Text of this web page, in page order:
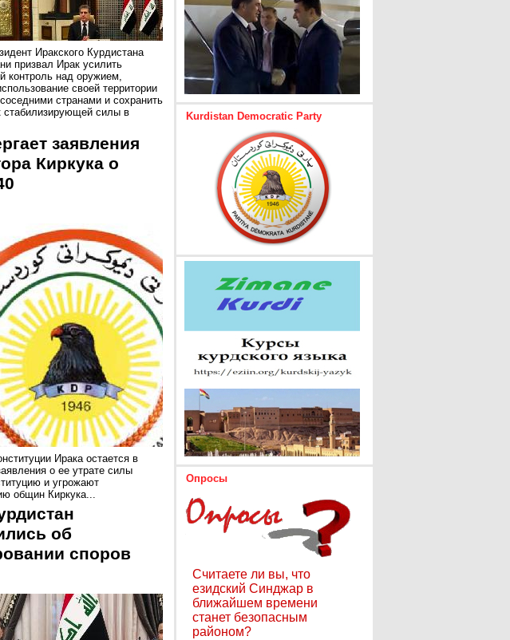
Иракского Курдистана
призвал Ирак усилить
контроль над оружием,
своей территории
странами и сохранить
стабилизирующей силы в
заявления
Киркука о
Ирака остается в
о ее утрате силы
и угрожают
общин Киркука...
об
споров
Kurdistan Democratic Party
Опросы
Считаете ли вы, что
езидский Синджар в
ближайшем времени
станет безопасным
районом?